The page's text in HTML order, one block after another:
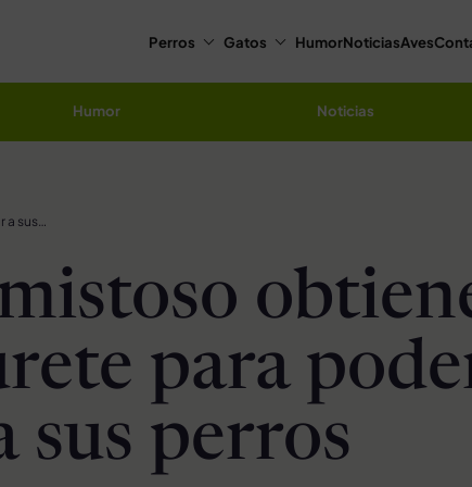
Perros Gatos HumorNoticiasAves
Humor Noticias
Perro amistoso obtiene un taburete para poder visitar a sus perros vecinos
para
sus perros